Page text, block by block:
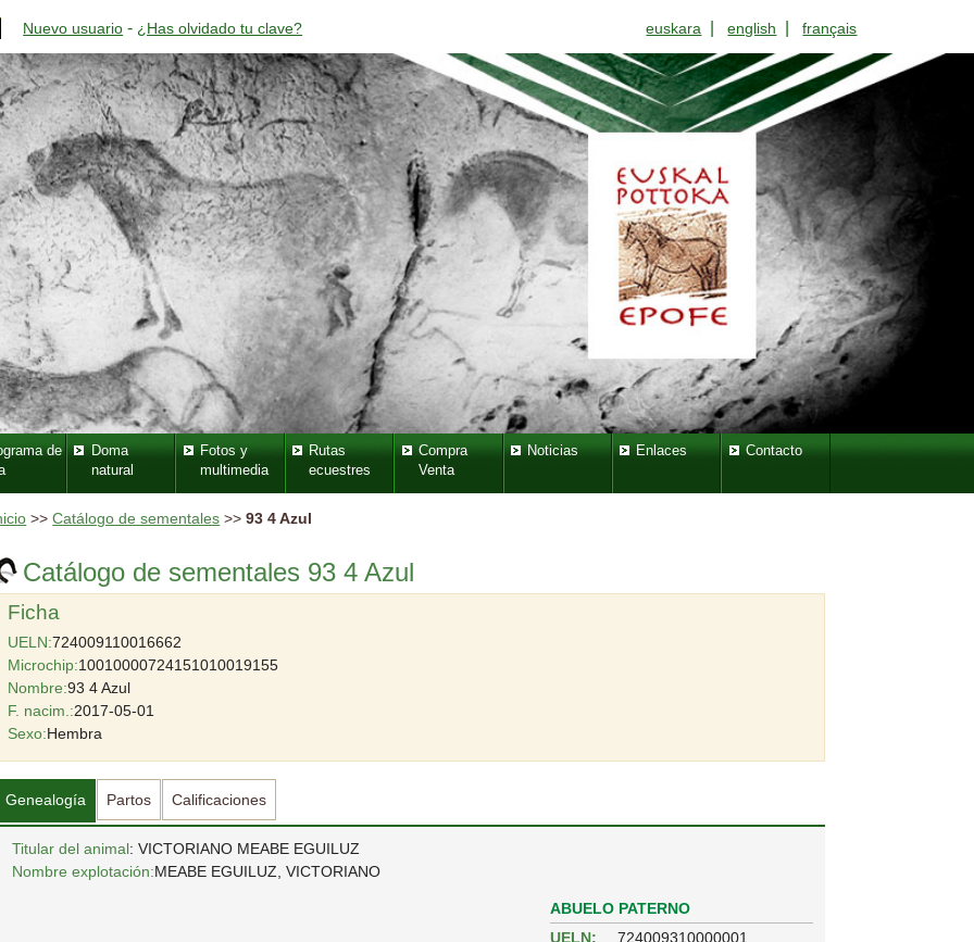
Nuevo usuario - ¿Has olvidado tu clave? euskara |english |français
de
Doma
natural
Fotos y
multimedia
Rutas
ecuestres
Compra
Venta
Noticias Enlaces Contacto
>>Catálogo de sementales >>93 4 Azul
Catálogo de sementales 93 4 Azul
Ficha
UELN:724009110016662
Microchip:10010000724151010019155
Nombre:93 4 Azul
F. nacim.:2017-05-01
Sexo:Hembra
Genealogía Partos Calificaciones
Titular del animal: VICTORIANO MEABE EGUILUZ
Nombre explotación:MEABE EGUILUZ, VICTORIANO
ABUELO PATERNO
UELN:
724009310000001